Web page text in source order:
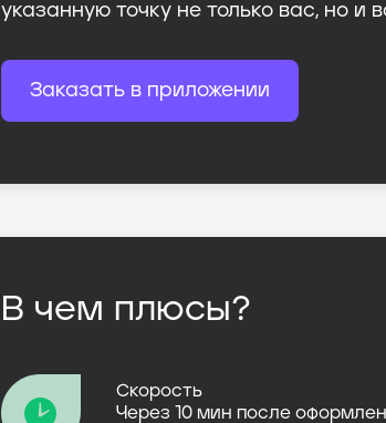
указанную точку не только вас, но и
Заказать в приложении
В чем плюсы?
Скорость
Через 10 мин после